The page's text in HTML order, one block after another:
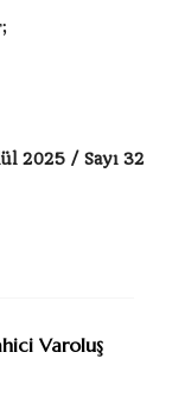
2025 / Sayı 32
Varoluş